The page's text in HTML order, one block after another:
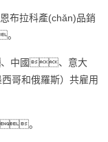
布拉科產(chǎn)品銷
、中國、意大
和俄羅斯）共雇用
。